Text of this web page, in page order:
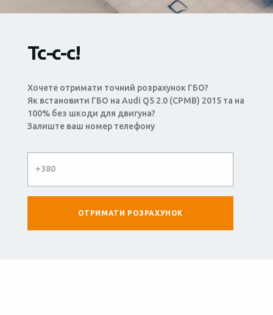
Тс-с-с!
Хочете отримати точний розрахунок ГБО?
Як встановити ГБО на Audi Q5 2.0 (CPMB) 2015 та на
100% без шкоди для двигуна?
Залиште ваш номер телефону